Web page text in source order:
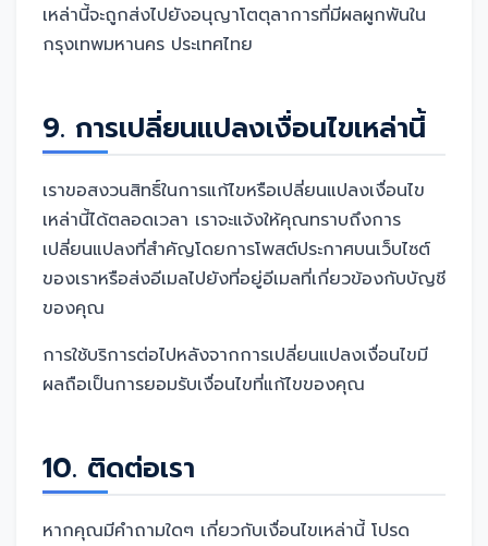
เหล่านี้จะถูกส่งไปยังอนุญาโตตุลาการที่มีผลผูกพันใน
กรุงเทพมหานคร ประเทศไทย
9. การเปลี่ยนแปลงเงื่อนไขเหล่านี้
เราขอสงวนสิทธิ์ในการแก้ไขหรือเปลี่ยนแปลงเงื่อนไข
เหล่านี้ได้ตลอดเวลา เราจะแจ้งให้คุณทราบถึงการ
เปลี่ยนแปลงที่สำคัญโดยการโพสต์ประกาศบนเว็บไซต์
ของเราหรือส่งอีเมลไปยังที่อยู่อีเมลที่เกี่ยวข้องกับบัญชี
ของคุณ
การใช้บริการต่อไปหลังจากการเปลี่ยนแปลงเงื่อนไขมี
ผลถือเป็นการยอมรับเงื่อนไขที่แก้ไขของคุณ
10. ติดต่อเรา
หากคุณมีคำถามใดๆ เกี่ยวกับเงื่อนไขเหล่านี้ โปรด